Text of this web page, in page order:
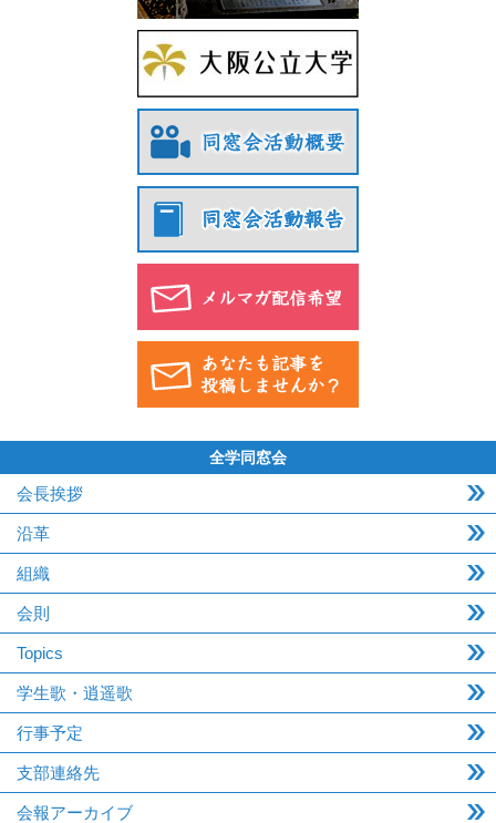
全学同窓会
会長挨拶
沿革
組織
会則
Topics
学生歌・逍遥歌
行事予定
支部連絡先
会報アーカイブ